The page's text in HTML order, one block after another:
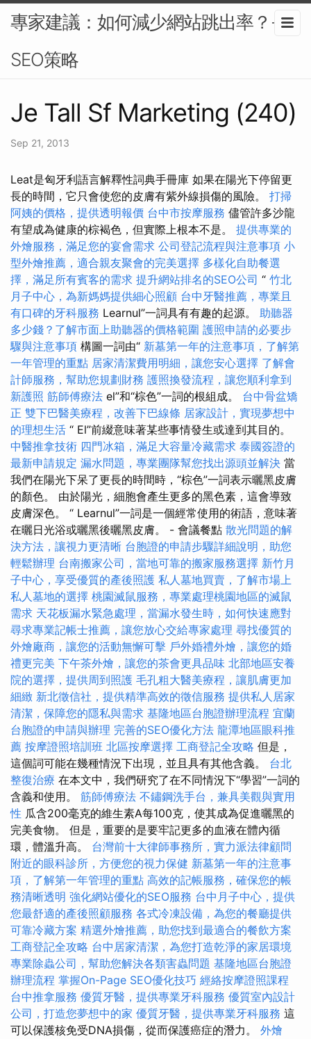
專家建議：如何減少網站跳出率？-
SEO策略
Je Tall Sf Marketing (240)
Sep 21, 2013
Leat是匈牙利語言解釋性詞典手冊庫 如果在陽光下停留更
長的時間，它只會使您的皮膚有紫外線損傷的風險。 打掃
阿姨的價格，提供透明報價 台中市按摩服務 儘管許多沙龍
有望成為健康的棕褐色，但實際上根本不是。 提供專業的
外燴服務，滿足您的宴會需求 公司登記流程與注意事項 小
型外燴推薦，適合親友聚會的完美選擇 多樣化自助餐選
擇，滿足所有賓客的需求 提升網站排名的SEO公司 “ 竹北
月子中心，為新媽媽提供細心照顧 台中牙醫推薦，專業且
有口碑的牙科服務 Learnul”一詞具有有趣的起源。 助聽器
多少錢？了解市面上助聽器的價格範圍 護照申請的必要步
驟與注意事項 構圖一詞由“ 新墓第一年的注意事項，了解第
一年管理的重點 居家清潔費用明細，讓您安心選擇 了解會
計師服務，幫助您規劃財務 護照換發流程，讓您順利拿到
新護照 筋師傅療法 el”和“棕色”一詞的根組成。 台中骨盆矯
正 雙下巴醫美療程，改善下巴線條 居家設計，實現夢想中
的理想生活 “ El”前綴意味著某些事情發生或達到其目的。
中醫推拿技術 四門冰箱，滿足大容量冷藏需求 泰國簽證的
最新申請規定 漏水問題，專業團隊幫您找出源頭並解決 當
我們在陽光下呆了更長的時間時，“棕色”一詞表示曬黑皮膚
的顏色。 由於陽光，細胞會產生更多的黑色素，這會導致
皮膚深色。 “ Learnul”一詞是一個經常使用的術語，意味著
在曬日光浴或曬黑後曬黑皮膚。 - 會議餐點 散光問題的解
決方法，讓視力更清晰 台胞證的申請步驟詳細說明，助您
輕鬆辦理 台南搬家公司，當地可靠的搬家服務選擇 新竹月
子中心，享受優質的產後照護 私人墓地買賣，了解市場上
私人墓地的選擇 桃園滅鼠服務，專業處理桃園地區的滅鼠
需求 天花板漏水緊急處理，當漏水發生時，如何快速應對
尋求專業記帳士推薦，讓您放心交給專家處理 尋找優質的
外燴廠商，讓您的活動無懈可擊 戶外婚禮外燴，讓您的婚
禮更完美 下午茶外燴，讓您的茶會更具品味 北部地區安養
院的選擇，提供周到照護 毛孔粗大醫美療程，讓肌膚更加
細緻 新北徵信社，提供精準高效的徵信服務 提供私人居家
清潔，保障您的隱私與需求 基隆地區台胞證辦理流程 宜蘭
台胞證的申請與辦理 完善的SEO優化方法 龍潭地區眼科推
薦 按摩證照培訓班 北區按摩選擇 工商登記全攻略 但是，
這個詞可能在幾種情況下出現，並且具有其他含義。 台北
整復治療 在本文中，我們研究了在不同情況下“學習”一詞的
含義和使用。 筋師傅療法 不鏽鋼洗手台，兼具美觀與實用
性 瓜含200毫克的維生素A每100克，使其成為促進曬黑的
完美食物。 但是，重要的是要牢記更多的血液在體內循
環，體溫升高。 台灣前十大律師事務所，實力派法律顧問
附近的眼科診所，方便您的視力保健 新墓第一年的注意事
項，了解第一年管理的重點 高效的記帳服務，確保您的帳
務清晰透明 強化網站優化的SEO服務 台中月子中心，提供
您最舒適的產後照顧服務 各式冷凍設備，為您的餐廳提供
可靠冷藏方案 精選外燴推薦，助您找到最適合的餐飲方案
工商登記全攻略 台中居家清潔，為您打造乾淨的家居環境
專業除蟲公司，幫助您解決各類害蟲問題 基隆地區台胞證
辦理流程 掌握On-Page SEO優化技巧 經絡按摩證照課程
台中推拿服務 優質牙醫，提供專業牙科服務 優質室內設計
公司，打造您夢想中的家 優質牙醫，提供專業牙科服務 這
可以保護核免受DNA損傷，從而保護癌症的潛力。 外燴